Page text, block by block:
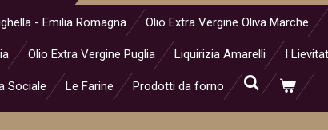
- Emilia Romagna Olio Extra Vergine Oliva Marche
Olio Extra Vergine Puglia Liquirizia Amarelli I
Sociale Le Farine Prodotti da forno